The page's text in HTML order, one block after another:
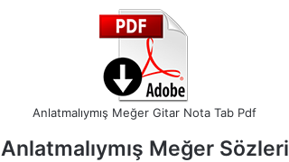
Anlatmalıymış Meğer Gitar Nota Tab Pdf
Anlatmalıymış Meğer Sözleri